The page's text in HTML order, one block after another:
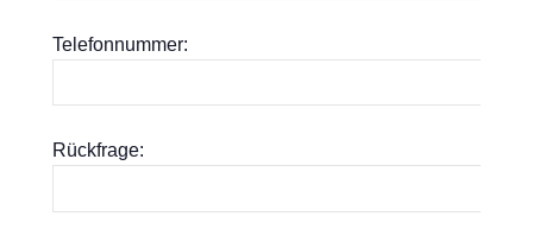
Telefonnummer:
Rückfrage: